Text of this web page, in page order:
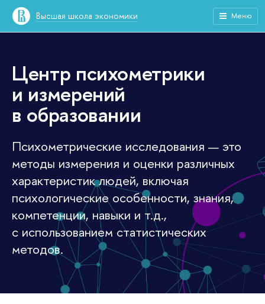
Высшая школа экономики Меню
Центр психометрики
и измерений
в образовании
Психометрические исследования — это
методы измерения и оценки различных
характеристик людей, включая
психологические особенности, знания,
компетенции, навыки и т.д.,
с использованием статистических
методов.